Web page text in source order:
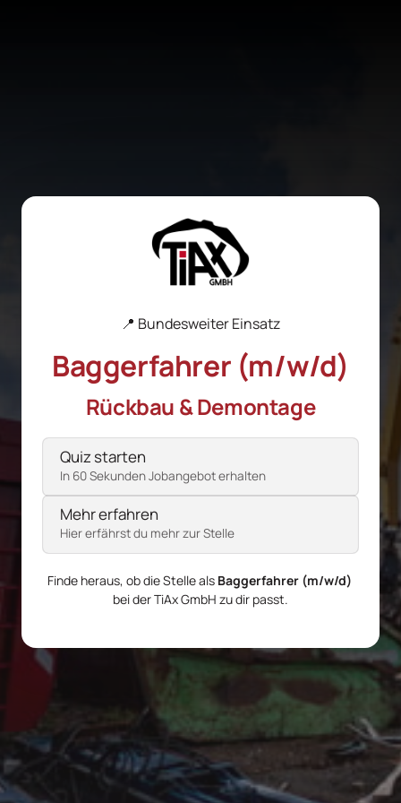
📍 Bundesweiter Einsatz
Baggerfahrer (m/w/d)
Rückbau & Demontage
Auswählen
Quiz starten
In 60 Sekunden Jobangebot erhalten
Mehr erfahren
Hier erfährst du mehr zur Stelle
Finde heraus, ob die Stelle als Baggerfahrer (m/w/d)
bei der TiAx GmbH zu dir passt.